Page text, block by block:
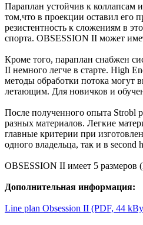
Параплан устойчив к коллапсам
том,что в проекции оставил его
резистентность к сложениям в
спорта. OBSESSION II может
Кроме того, параплан снабжен
II немного легче в старте. High
методы обработки потока могут
летающим. Для новичков и
После полученного опыта Strobl
разных материалов. Легкие
главные критерии при
одного владельца, так и в
OBSESSION II имеет 5 размеров
Дополнительная информация:
Line plan Obsession II (PDF, 44